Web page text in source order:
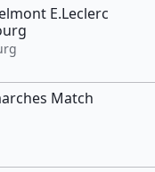
E.Leclerc
Match